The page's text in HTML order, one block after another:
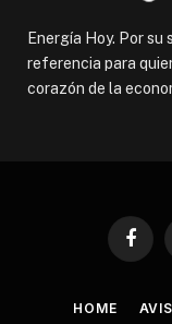
Energía Hoy. Por
referencia para
corazón de la
HOME